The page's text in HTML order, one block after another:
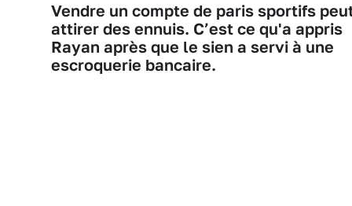
Vendre un compte de paris sportifs
attirer des ennuis. C’est ce qu'a appris
Rayan après que le sien a servi à une
escroquerie bancaire.